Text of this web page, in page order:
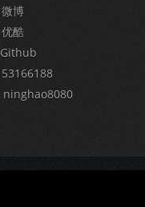
微博
优酷
Github
53166188
ninghao8080